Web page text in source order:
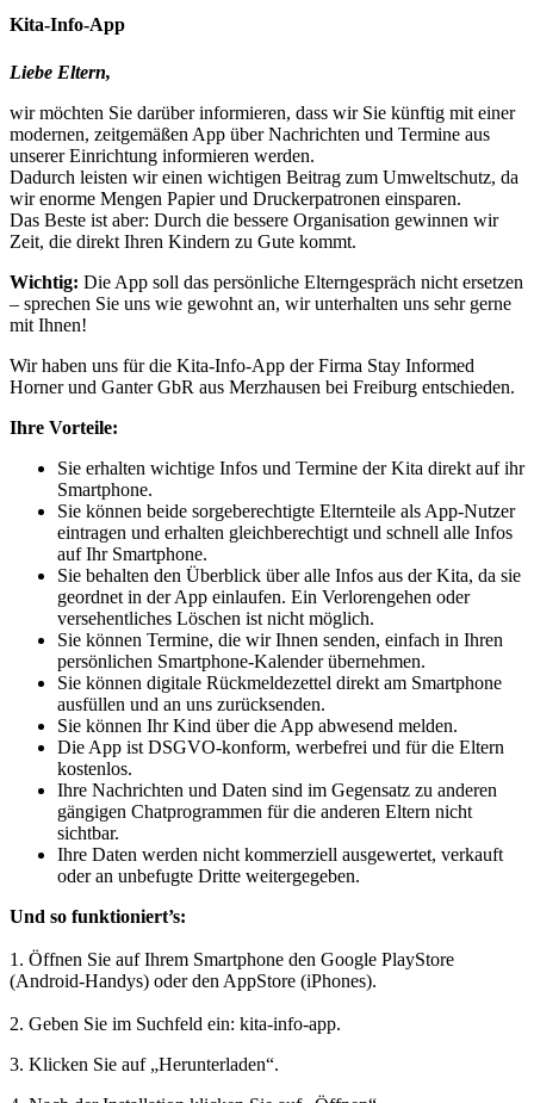
Kita-Info-App
Liebe Eltern,
wir möchten Sie darüber informieren, dass wir Sie künftig mit einer
modernen, zeitgemäßen App über Nachrichten und Termine aus
unserer Einrichtung informieren werden.
Dadurch leisten wir einen wichtigen Beitrag zum Umweltschutz, da
wir enorme Mengen Papier und Druckerpatronen einsparen.
Das Beste ist aber: Durch die bessere Organisation gewinnen wir
Zeit, die direkt Ihren Kindern zu Gute kommt.
Wichtig: Die App soll das persönliche Elterngespräch nicht ersetzen
– sprechen Sie uns wie gewohnt an, wir unterhalten uns sehr gerne
mit Ihnen!
Wir haben uns für die Kita-Info-App der Firma Stay Informed
Horner und Ganter GbR aus Merzhausen bei Freiburg entschieden.
Ihre Vorteile:
Sie erhalten wichtige Infos und Termine der Kita direkt auf ihr
Smartphone.
Sie können beide sorgeberechtigte Elternteile als App-Nutzer
eintragen und erhalten gleichberechtigt und schnell alle Infos
auf Ihr Smartphone.
Sie behalten den Überblick über alle Infos aus der Kita, da sie
geordnet in der App einlaufen. Ein Verlorengehen oder
versehentliches Löschen ist nicht möglich.
Sie können Termine, die wir Ihnen senden, einfach in Ihren
persönlichen Smartphone-Kalender übernehmen.
Sie können digitale Rückmeldezettel direkt am Smartphone
ausfüllen und an uns zurücksenden.
Sie können Ihr Kind über die App abwesend melden.
Die App ist DSGVO-konform, werbefrei und für die Eltern
kostenlos.
Ihre Nachrichten und Daten sind im Gegensatz zu anderen
gängigen Chatprogrammen für die anderen Eltern nicht
sichtbar.
Ihre Daten werden nicht kommerziell ausgewertet, verkauft
oder an unbefugte Dritte weitergegeben.
Und so funktioniert’s:
1. Öffnen Sie auf Ihrem Smartphone den Google PlayStore
(Android-Handys) oder den AppStore (iPhones).
2. Geben Sie im Suchfeld ein: kita-info-app.
3. Klicken Sie auf „Herunterladen“.